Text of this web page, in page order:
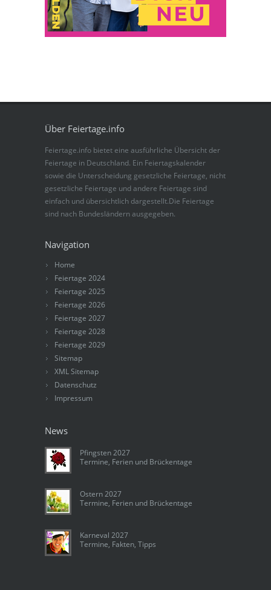
Über Feiertage.info
Feiertage.info bietet eine ausführliche Übersicht der
Feiertage in Deutschland. Ein Feiertagskalender
sowie die Unterscheidung gesetzliche Feiertage, nicht
gesetzliche Feiertage und andere Feiertage sind
einfach und übersichtlich dargestellt.Die Feiertage
sind nach Bundesländern ausgegeben.
Navigation
Home
Feiertage 2024
Feiertage 2025
Feiertage 2026
Feiertage 2027
Feiertage 2028
Feiertage 2029
Sitemap
XML Sitemap
Datenschutz
Impressum
News
Pfingsten 2027
Termine, Ferien und Brückentage
Ostern 2027
Termine, Ferien und Brückentage
Karneval 2027
Termine, Fakten, Tipps